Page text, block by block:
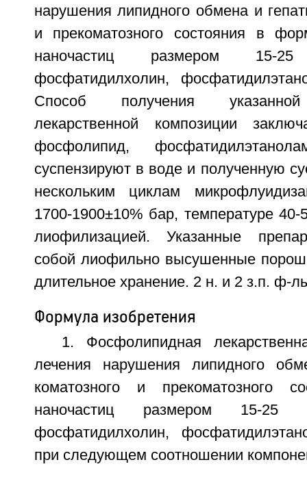
нарушения липидного обмена и
и прекоматозного состояния в
наночастиц размером 15-
фосфатидилхолин,
Способ получения
лекарственной композиции
фосфолипид,
суспензируют в воде и полученную
нескольким циклам
1700-1900±10% бар, температуре
лиофилизацией. Указанные
собой лиофильно высушенные
длительное хранение. 2 н. и 2 з.п. ф-
Формула изобретения
1. Фосфолипидная
лечения нарушения липидного
коматозного и прекоматозного
наночастиц размером 15-25
фосфатидилхолин,
при следующем соотношении